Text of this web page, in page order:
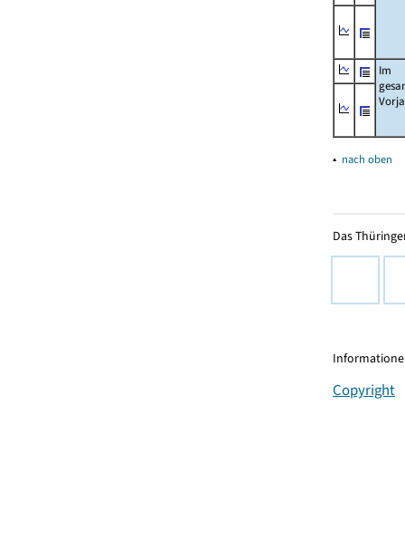
Im
▴ nach oben
Das
Copyright